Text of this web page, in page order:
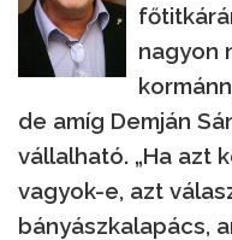
nagyon
de amíg Demján
vállalható. „Ha azt
vagyok-e, azt
bányászkalapács,